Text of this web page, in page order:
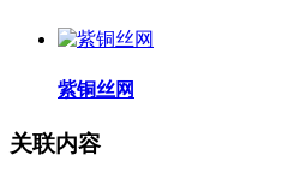
紫铜丝网
关联内容